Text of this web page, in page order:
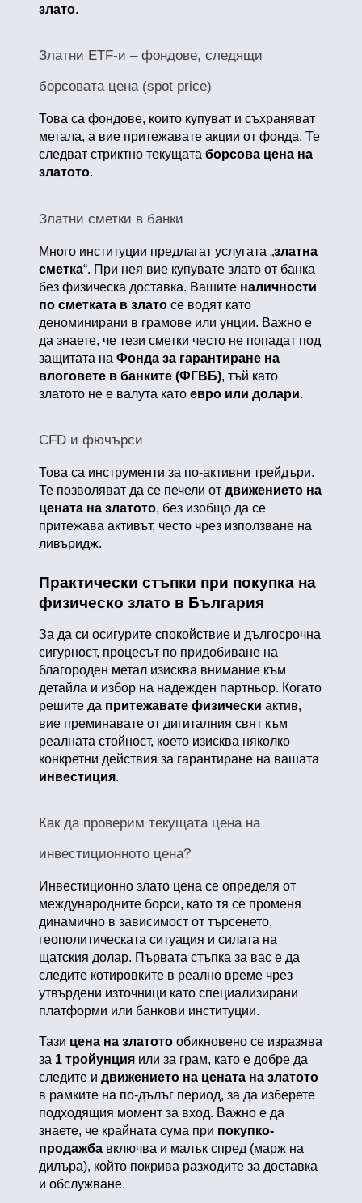
злато.
Златни ETF-и – фондове, следящи
борсовата цена (spot price)
Това са фондове, които купуват и съхраняват
метала, а вие притежавате акции от фонда. Те
следват стриктно текущата борсова цена на
златото.
Златни сметки в банки
Много институции предлагат услугата „златна
сметка“. При нея вие купувате злато от банка
без физическа доставка. Вашите наличности
по сметката в злато се водят като
деноминирани в грамове или унции. Важно е
да знаете, че тези сметки често не попадат под
защитата на Фонда за гарантиране на
влоговете в банките (ФГВБ), тъй като
златото не е валута като евро или долари.
CFD и фючърси
Това са инструменти за по-активни трейдъри.
Те позволяват да се печели от движението на
цената на златото, без изобщо да се
притежава активът, често чрез използване на
ливъридж.
Практически стъпки при покупка на
физическо злато в България
За да си осигурите спокойствие и дългосрочна
сигурност, процесът по придобиване на
благороден метал изисква внимание към
детайла и избор на надежден партньор. Когато
решите да притежавате физически актив,
вие преминавате от дигиталния свят към
реалната стойност, което изисква няколко
конкретни действия за гарантиране на вашата
инвестиция.
Как да проверим текущата цена на
инвестиционното цена?
Инвестиционно злато цена се определя от
международните борси, като тя се променя
динамично в зависимост от търсенето,
геополитическата ситуация и силата на
щатския долар. Първата стъпка за вас е да
следите котировките в реално време чрез
утвърдени източници като специализирани
платформи или банкови институции.
Тази цена на златото обикновено се изразява
за 1 тройунция или за грам, като е добре да
следите и движението на цената на златото
в рамките на по-дълъг период, за да изберете
подходящия момент за вход. Важно е да
знаете, че крайната сума при покупко-
продажба включва и малък спред (марж на
дилъра), който покрива разходите за доставка
и обслужване.